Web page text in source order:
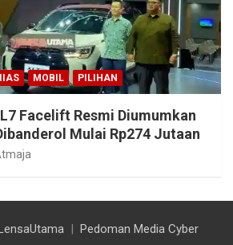
MOBIL PILIHAN
Facelift Resmi Diumumkan
Mulai Rp274 Jutaan
LensaUtama Pedoman Media Cyber